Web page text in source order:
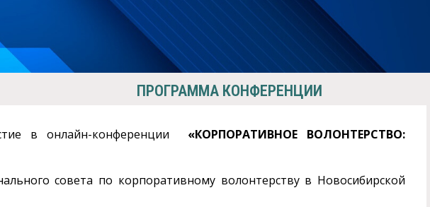
ПРОГРАММА КОНФЕРЕНЦИИ
в онлайн-конференции «КОРПОРАТИВНОЕ ВОЛОНТЕРСТВО:
совета по корпоративному волонтерству в Новосибирской